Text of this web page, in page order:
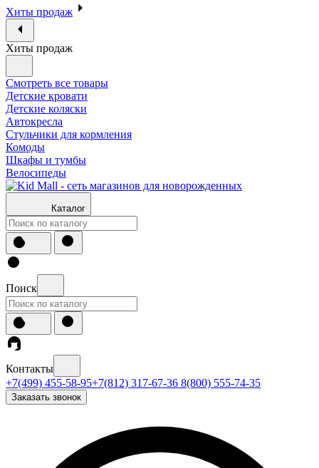
Хиты продаж
Хиты продаж
Смотреть все товары
Детские кровати
Детские коляски
Автокресла
Стульчики для кормления
Комоды
Шкафы и тумбы
Велосипеды
Каталог
Поиск
Контакты
+7(499) 455-58-95+7(812) 317-67-36 8(800) 555-74-35
Заказать звонок